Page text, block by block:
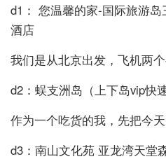
d1： 您温馨的家-国际旅游
酒店
我们是从北京出发，飞机两
d2：蜈支洲岛（上下岛vip快
作为一个吃货的我，先把今
d3：南山文化苑 亚龙湾天堂